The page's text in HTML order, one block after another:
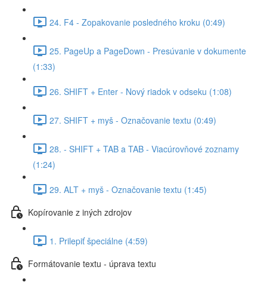
24. F4 - Zopakovanie posledného kroku (0:49)
25. PageUp a PageDown - Presúvanie v dokumente
(1:33)
26. SHIFT + Enter - Nový riadok v odseku (1:08)
27. SHIFT + myš - Označovanie textu (0:49)
28. - SHIFT + TAB a TAB - Viacúrovňové zoznamy
(1:24)
29. ALT + myš - Označovanie textu (1:45)
Kopírovanie z iných zdrojov
1. Prilepiť špeciálne (4:59)
Formátovanie textu - úprava textu